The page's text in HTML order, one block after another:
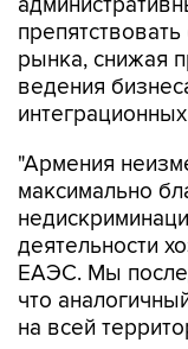
рынка, снижая
ведения
"Армения
максимально
деятельности
ЕАЭС. Мы
что
на всей